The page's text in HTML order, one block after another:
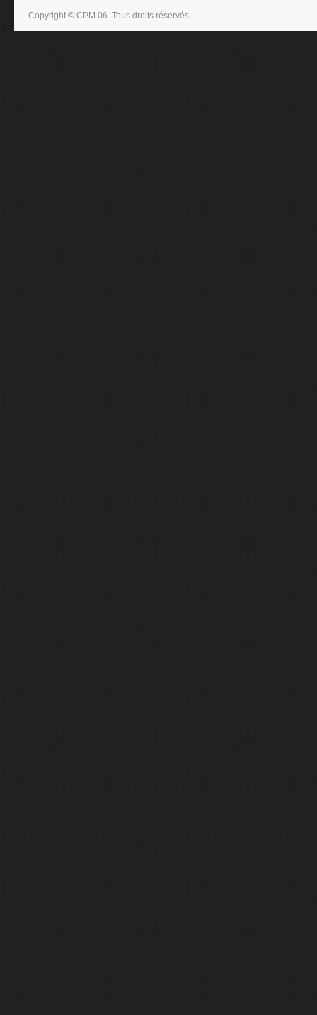
Copyright © CPM 06. Tous droits réservés.